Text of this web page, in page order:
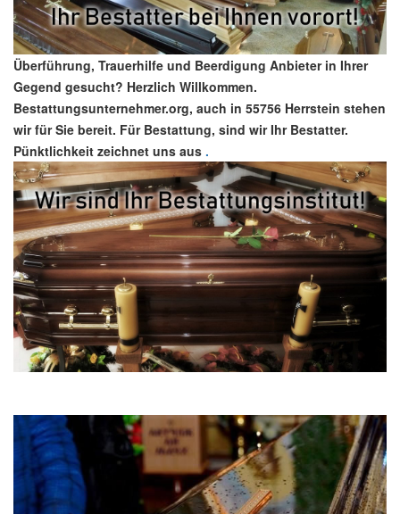
Überführung, Trauerhilfe und Beerdigung Anbieter in Ihrer
Gegend gesucht? Herzlich Willkommen.
Bestattungsunternehmer.org, auch in 55756 Herrstein stehen
wir für Sie bereit. Für Bestattung, sind wir Ihr Bestatter.
Pünktlichkeit zeichnet uns aus .